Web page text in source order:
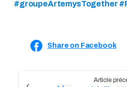
#groupeArtemysTogether
Share on Facebook